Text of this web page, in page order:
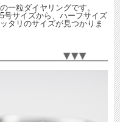
一粒ダイヤリングです。
サイズから、ハーフサイズ
タリのサイズが見つかりま